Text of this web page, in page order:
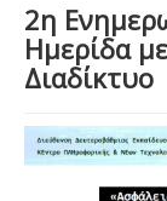
2η
Ημερίδα
Διαδίκτυο